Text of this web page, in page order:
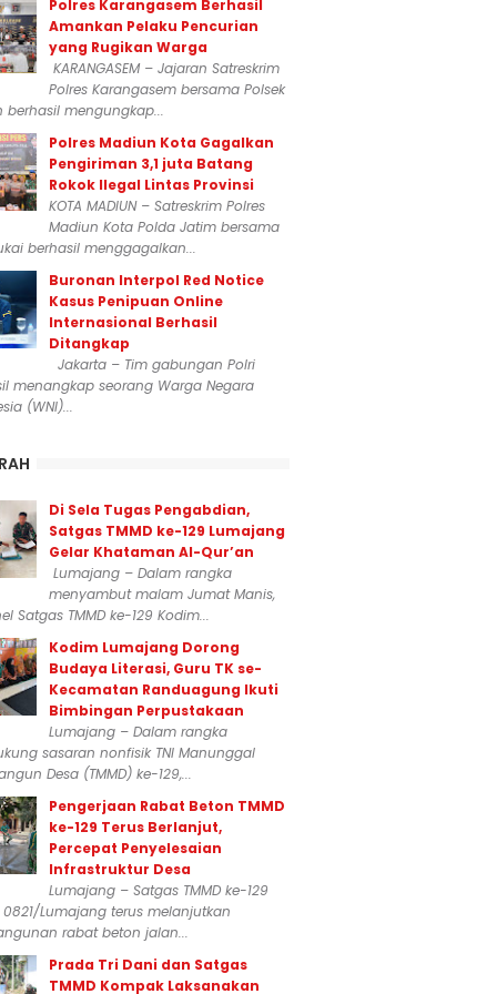
Polres Karangasem Berhasil
Amankan Pelaku Pencurian
yang Rugikan Warga
KARANGASEM – Jajaran Satreskrim
Polres Karangasem bersama Polsek
berhasil mengungkap...
Polres Madiun Kota Gagalkan
Pengiriman 3,1 juta Batang
Rokok Ilegal Lintas Provinsi
KOTA MADIUN – Satreskrim Polres
Madiun Kota Polda Jatim bersama
berhasil menggagalkan...
Buronan Interpol Red Notice
Kasus Penipuan Online
Internasional Berhasil
Ditangkap
Jakarta – Tim gabungan Polri
menangkap seorang Warga Negara
(WNI)...
Di Sela Tugas Pengabdian,
Satgas TMMD ke-129 Lumajang
Gelar Khataman Al-Qur’an
Lumajang – Dalam rangka
menyambut malam Jumat Manis,
Satgas TMMD ke-129 Kodim...
Kodim Lumajang Dorong
Budaya Literasi, Guru TK se-
Kecamatan Randuagung Ikuti
Bimbingan Perpustakaan
Lumajang – Dalam rangka
sasaran nonfisik TNI Manunggal
Desa (TMMD) ke-129,...
Pengerjaan Rabat Beton TMMD
ke-129 Terus Berlanjut,
Percepat Penyelesaian
Infrastruktur Desa
Lumajang – Satgas TMMD ke-129
Lumajang terus melanjutkan
rabat beton jalan...
Prada Tri Dani dan Satgas
TMMD Kompak Laksanakan